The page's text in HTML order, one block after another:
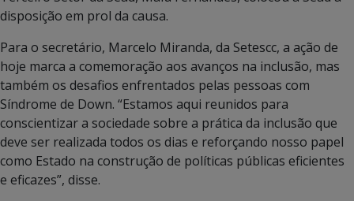
disposição em prol da causa.
Para o secretário, Marcelo Miranda, da Setescc, a ação de
hoje marca a comemoração aos avanços na inclusão, mas
também os desafios enfrentados pelas pessoas com
Síndrome de Down. “Estamos aqui reunidos para
conscientizar a sociedade sobre a prática da inclusão que
deve ser realizada todos os dias e reforçando nosso papel
como Estado na construção de políticas públicas eficientes
e eficazes”, disse.